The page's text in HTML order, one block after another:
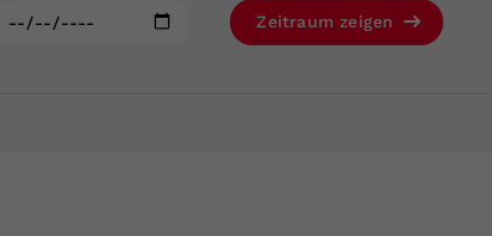
Zeitraum zeigen
Ihrer vorgenommen Einstellungen, falls der